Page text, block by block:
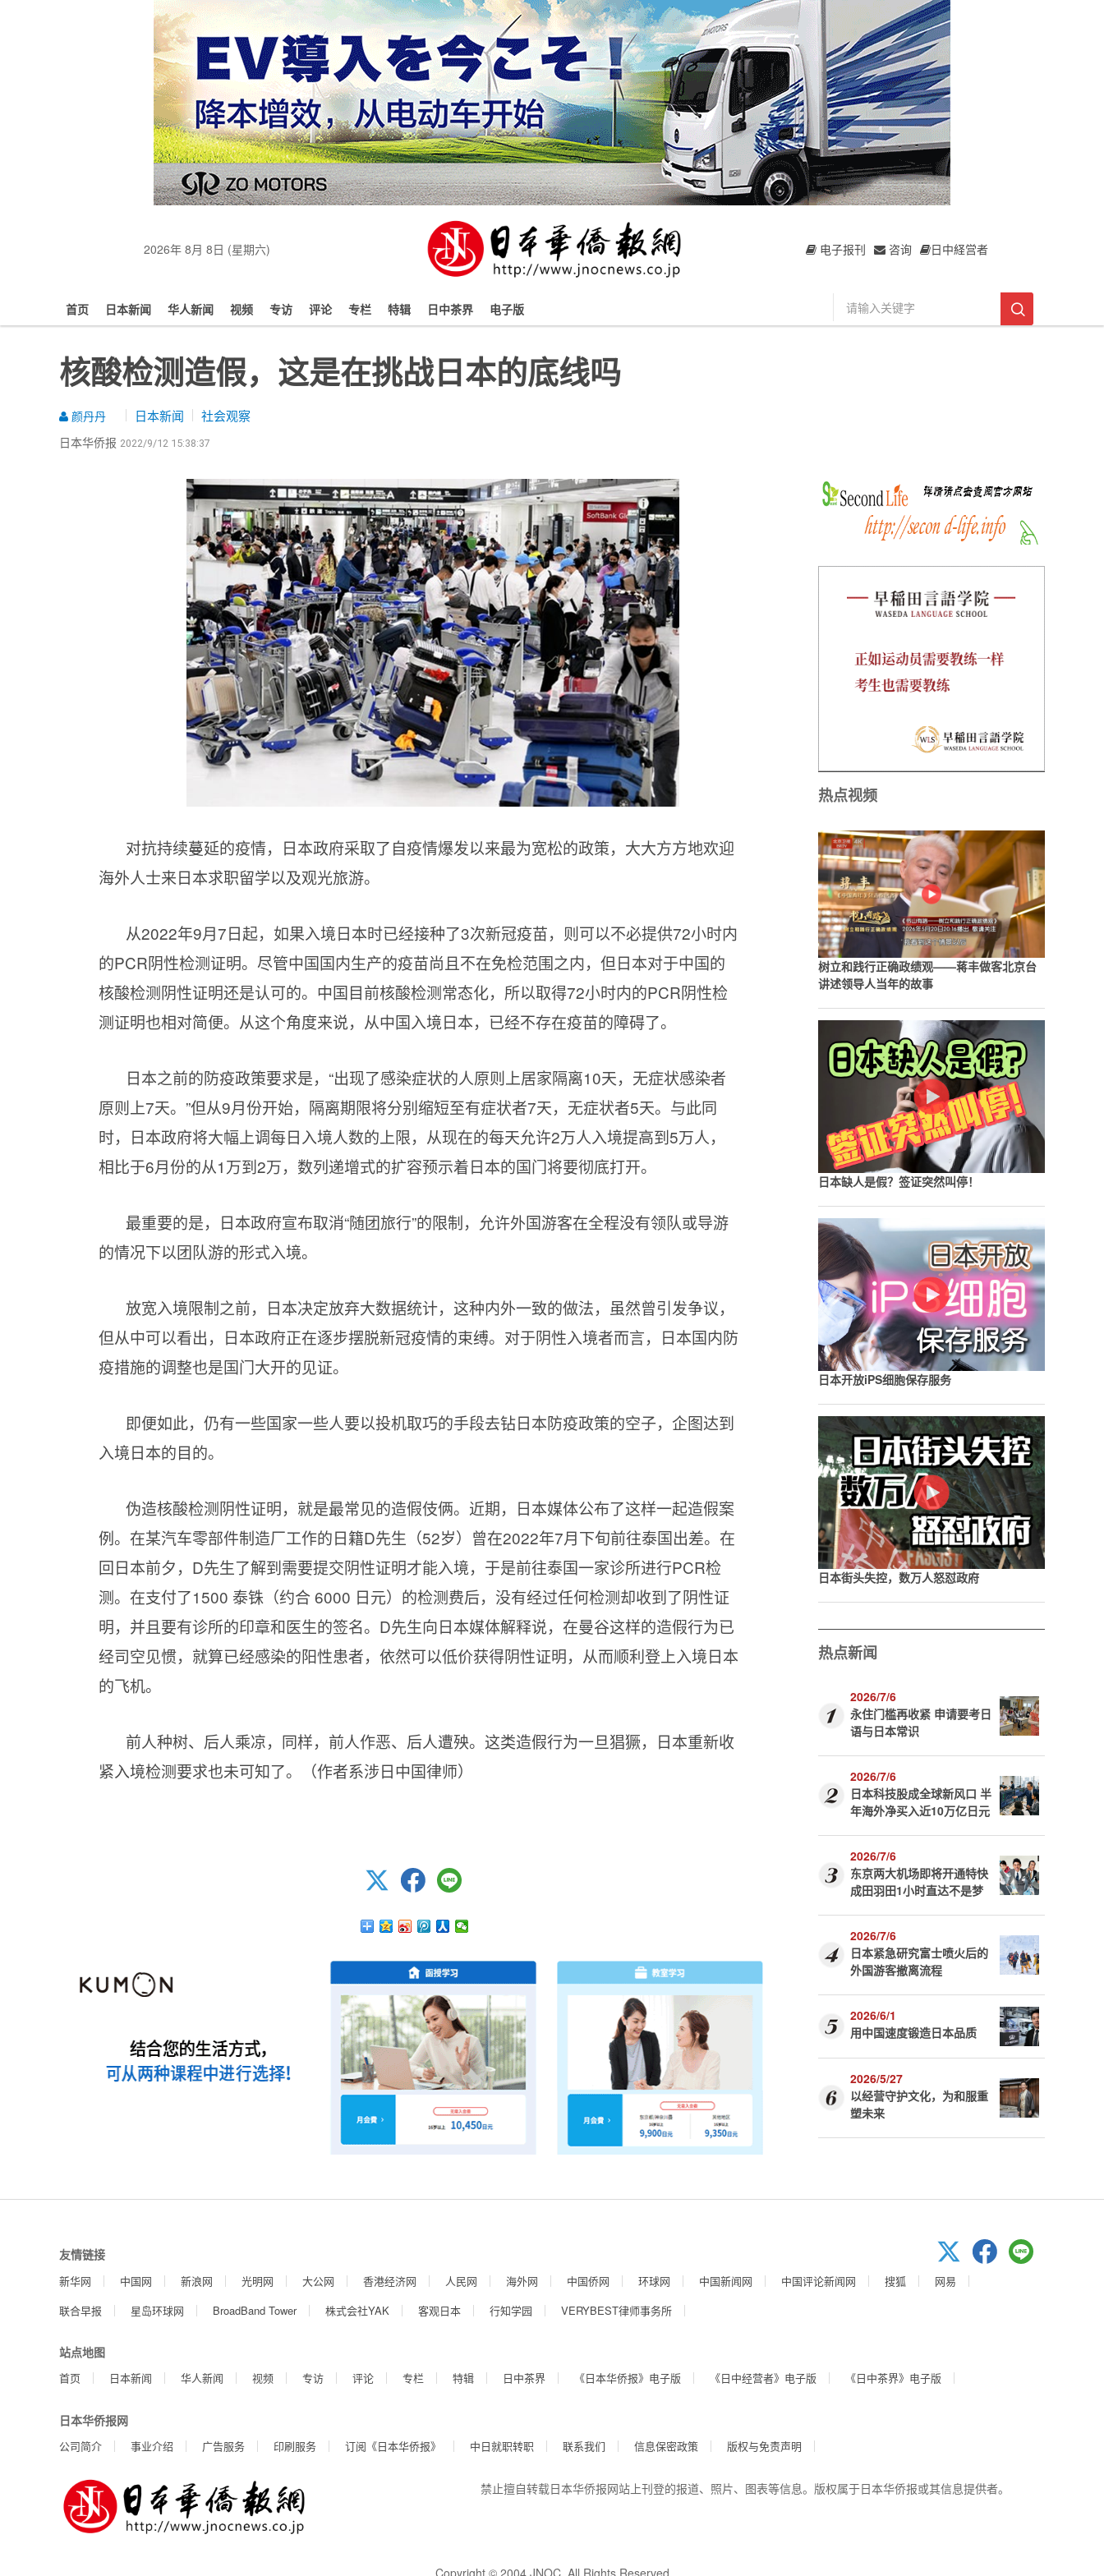
2026年 8月 8日 (星期六) 电子报刊 咨询 日中経営者
首页 日本新闻 华人新闻 视频 专访 评论 专栏 特辑 日中茶界 电子版
核酸检测造假，这是在挑战日本的底线吗
颜丹丹 日本新闻 社会观察
日本华侨报 2022/9/12 15:38:37
对抗持续蔓延的疫情，日本政府采取了自疫情爆发以来最为宽松的政策，大大方方地欢迎
海外人士来日本求职留学以及观光旅游。
从2022年9月7日起，如果入境日本时已经接种了3次新冠疫苗，则可以不必提供72小时内
的PCR阴性检测证明。尽管中国国内生产的疫苗尚且不在免检范围之内，但日本对于中国的
核酸检测阴性证明还是认可的。中国目前核酸检测常态化，所以取得72小时内的PCR阴性检
测证明也相对简便。从这个角度来说，从中国入境日本，已经不存在疫苗的障碍了。
日本之前的防疫政策要求是，“出现了感染症状的人原则上居家隔离10天，无症状感染者
原则上7天。”但从9月份开始，隔离期限将分别缩短至有症状者7天，无症状者5天。与此同
时，日本政府将大幅上调每日入境人数的上限，从现在的每天允许2万人入境提高到5万人，
相比于6月份的从1万到2万，数列递增式的扩容预示着日本的国门将要彻底打开。
最重要的是，日本政府宣布取消“随团旅行”的限制，允许外国游客在全程没有领队或导游
的情况下以团队游的形式入境。
放宽入境限制之前，日本决定放弃大数据统计，这种内外一致的做法，虽然曾引发争议，
但从中可以看出，日本政府正在逐步摆脱新冠疫情的束缚。对于阴性入境者而言，日本国内防
疫措施的调整也是国门大开的见证。
即便如此，仍有一些国家一些人要以投机取巧的手段去钻日本防疫政策的空子，企图达到
入境日本的目的。
伪造核酸检测阴性证明，就是最常见的造假伎俩。近期，日本媒体公布了这样一起造假案
例。在某汽车零部件制造厂工作的日籍D先生（52岁）曾在2022年7月下旬前往泰国出差。在
回日本前夕，D先生了解到需要提交阴性证明才能入境，于是前往泰国一家诊所进行PCR检
测。在支付了1500 泰铢（约合 6000 日元）的检测费后，没有经过任何检测却收到了阴性证
明，并且要有诊所的印章和医生的签名。D先生向日本媒体解释说，在曼谷这样的造假行为已
经司空见惯，就算已经感染的阳性患者，依然可以低价获得阴性证明，从而顺利登上入境日本
的飞机。
前人种树、后人乘凉，同样，前人作恶、后人遭殃。这类造假行为一旦猖獗，日本重新收
紧入境检测要求也未可知了。（作者系涉日中国律师）
热点视频
树立和践行正确政绩观——蒋丰做客北京台
讲述领导人当年的故事
日本缺人是假？签证突然叫停！
日本开放iPS细胞保存服务
日本街头失控，数万人怒怼政府
热点新闻
2026/7/6
永住门槛再收紧 申请要考日
语与日本常识
2026/7/6
日本科技股成全球新风口 半
年海外净买入近10万亿日元
2026/7/6
东京两大机场即将开通特快
成田羽田1小时直达不是梦
2026/7/6
日本紧急研究富士喷火后的
外国游客撤离流程
2026/6/1
用中国速度锻造日本品质
2026/5/27
以经营守护文化，为和服重
塑未来
友情链接
新华网 中国网 新浪网 光明网 大公网 香港经济网 人民网 海外网 中国侨网 环球网 中国新闻网 中国评论新闻网 搜狐
网易
联合早报
星岛环球网 BroadBand Tower 株式会社YAK 客观日本 行知学园 VERYBEST律师事务所
站点地图
首页 日本新闻 华人新闻 视频 专访 评论 专栏 特辑 日中茶界 《日本华侨报》电子版 《日中经营者》电子版 《日中茶界》电子版
日本华侨报网
公司简介 事业介绍 广告服务 印刷服务 订阅《日本华侨报》 中日就职转职 联系我们 信息保密政策 版权与免责声明
禁止擅自转载日本华侨报网站上刊登的报道、照片、图表等信息。版权属于日本华侨报或其信息提供者。
Copyright © 2004 JNOC, All Rights Reserved